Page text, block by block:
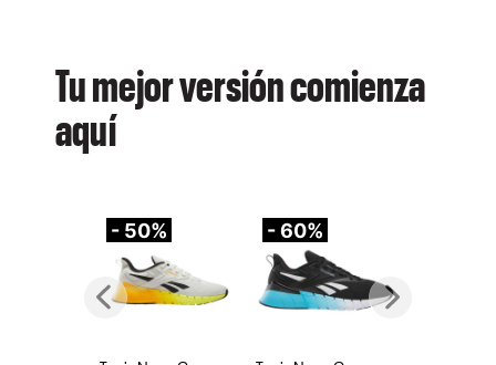
Tu mejor versión comienza
aquí
- 50% - 60%
Previous